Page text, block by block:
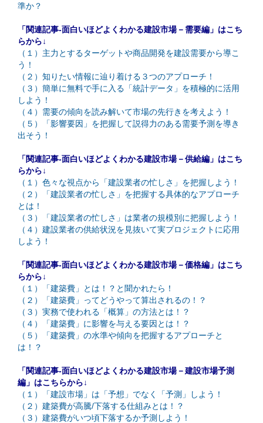
準か？
「関連記事-面白いほどよくわかる建設市場－需要編」はこち
らから↓
（１）主力とするターゲットや商品開発を建設需要から導こ
う！
（２）知りたい情報に辿り着ける３つのアプローチ！
（３）簡単に無料で手に入る「統計データ」を積極的に活用
しよう！
（４）需要の傾向を読み解いて市場の先行きを考えよう！
（５）「影響要因」を把握して説得力のある需要予測を導き
出そう！
「関連記事-面白いほどよくわかる建設市場－供給編」はこち
らから↓
（１）色々な視点から「建設業者の忙しさ」を把握しよう！
（２）「建設業者の忙しさ」を把握する具体的なアプローチ
とは！
（３）「建設業者の忙しさ」は業者の規模別に把握しよう！
（４）建設業者の供給状況を見抜いて実プロジェクトに応用
しよう！
「関連記事-面白いほどよくわかる建設市場－価格編」はこち
らから↓
（１）「建築費」とは！？と聞かれたら！
（２）「建築費」ってどうやって算出されるの！？
（３）実務で使われる「概算」の方法とは！？
（４）「建築費」に影響を与える要因とは！？
（５）「建築費」の水準や傾向を把握するアプローチと
は！？
「関連記事-面白いほどよくわかる建設市場－建設市場予測
編」はこちらから↓
（１）「建設市場」は「予想」でなく「予測」しよう！
（２）建築費が高騰/下落する仕組みとは！？
（３）建築費がいつ頃下落するか予測しよう！